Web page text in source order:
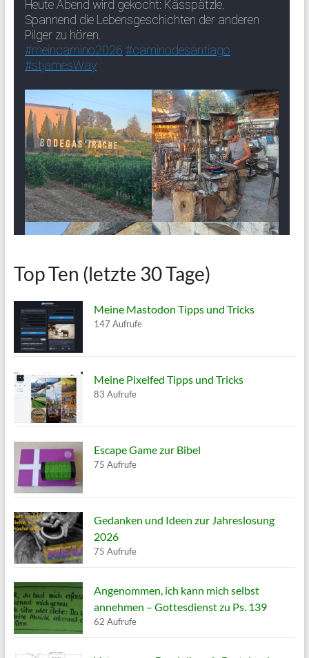
Top Ten (letzte 30 Tage)
Meine Mastodon Tipps und Tricks
147 Aufrufe
Meine Pixelfed Tipps und Tricks
83 Aufrufe
Escape Game zur Bibel
75 Aufrufe
Gedanken und Ideen zur Jahreslosung
2026
75 Aufrufe
Angenommen, ich kann mich selbst
annehmen – Gottesdienst zu Ps. 139
62 Aufrufe